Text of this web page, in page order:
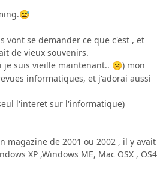
😅
vont se demander ce que c'est , et
de vieux souvenirs.
je suis vieille maintenant.. 🤫) mon
informatiques, et j'adorai aussi
l'interet sur l'informatique)
magazine de 2001 ou 2002 , il y avait
XP ,Windows ME, Mac OSX , OS4